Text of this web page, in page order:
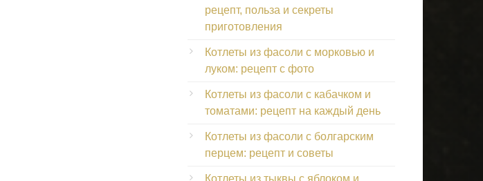
рецепт, польза и секреты
приготовления
Котлеты из фасоли с морковью и
луком: рецепт с фото
Котлеты из фасоли с кабачком и
томатами: рецепт на каждый день
Котлеты из фасоли с болгарским
перцем: рецепт и советы
Котлеты из тыквы с яблоком и